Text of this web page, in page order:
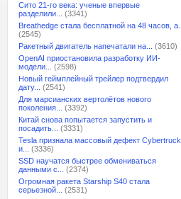
Сито 21-го века: ученые впервые
разделили...
(3341)
Breathedge стала бесплатной на 48 часов, а...
(2545)
Ракетный двигатель напечатали на...
(3610)
OpenAI приостановила разработку ИИ-
модели...
(2598)
Новый геймплейный трейлер подтвердил
дату...
(2541)
Для марсианских вертолётов нового
поколения...
(3392)
Китай снова попытается запустить и
посадить...
(3331)
Tesla признала массовый дефект Cybertruck
и...
(3336)
SSD научатся быстрее обмениваться
данными с...
(2374)
Огромная ракета Starship S40 стала
серьезной...
(2531)